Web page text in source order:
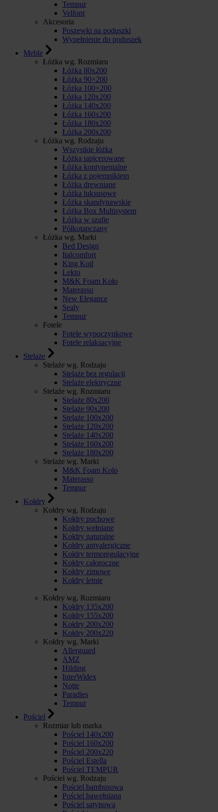
Tempur
Velfont
Akcesoria
Poszewki na poduszki
Wypełnienie do poduszek
Meble
Łóżka wg. Rozmiaru
Łóżka 80x200
Łóżka 90×200
Łóżka 100×200
Łóżka 120x200
Łóżka 140x200
Łóżka 160x200
Łóżka 180x200
Łóżka 200x200
Łóżka wg. Rodzaju
Wszystkie łóżka
Łóżka tapicerowane
Łóżka kontynentalne
Łóżka z pojemnikiem
Łóżka drewniane
Łóżka luksusowe
Łóżka skandynawskie
Łóżka Box Multisystem
Łóżka w szafie
Półkotapczany
Łóżka wg. Marki
Bed Design
Italcomfort
King Koil
Lekto
M&K Foam Koło
Materasso
New Elegance
Sealy
Tempur
Fotele
Fotele wypoczynkowe
Fotele relaksacyjne
Stelaże
Stelaże wg. Rodzaju
Stelaże bez regulacji
Stelaże elektryczne
Stelaże wg. Rozmiaru
Stelaże 80x200
Stelaże 90x200
Stelaże 100x200
Stelaże 120x200
Stelaże 140x200
Stelaże 160x200
Stelaże 180x200
Stelaże wg. Marki
M&K Foam Kolo
Materasso
Tempur
Kołdry
Kołdry wg. Rodzaju
Kołdry puchowe
Kołdry wełniane
Kołdry naturalne
Kołdry antyalergiczne
Kołdry termoregulacyjne
Kołdry całoroczne
Kołdry zimowe
Kołdry letnie
Kołdry wg. Rozmiaru
Kołdry 135x200
Kołdry 155x200
Kołdry 200x200
Kołdry 200x220
Kołdry wg. Marki
Allerguard
AMZ
Hilding
InterWidex
Notte
Paradies
Tempur
Pościel
Rozmiar lub marka
Pościel 140x200
Pościel 160x200
Pościel 200x220
Pościel Estella
Pościel TEMPUR
Pościel wg. Rodzaju
Pościel bambusowa
Pościel bawełniana
Pościel satynowa